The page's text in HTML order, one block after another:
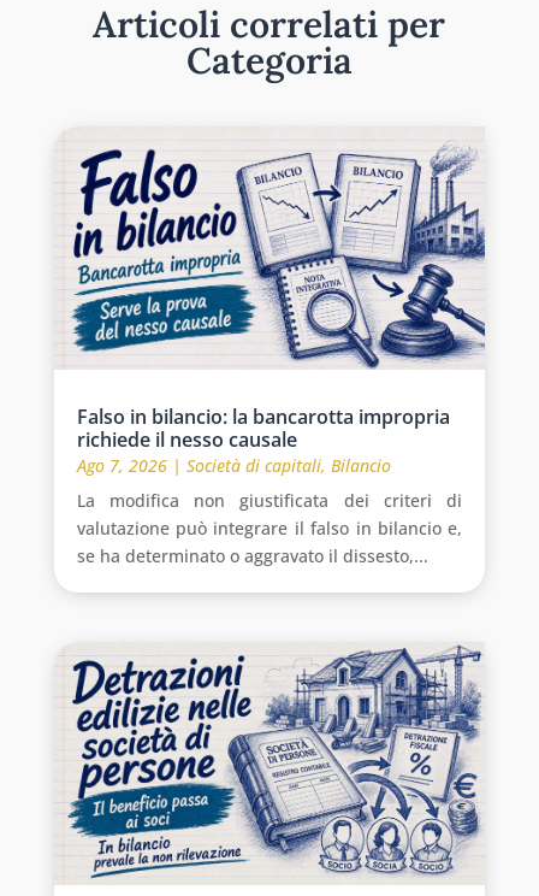
Articoli correlati per
Categoria
Falso in bilancio: la bancarotta impropria
richiede il nesso causale
Ago 7, 2026| Società di capitali, Bilancio
La modifica non giustificata dei criteri di
valutazione può integrare il falso in bilancio e,
se ha determinato o aggravato il dissesto,...